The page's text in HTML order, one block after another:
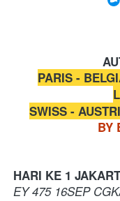
PARIS -
SWISS -
BY
HARI KE 1
EY 475 16SEP